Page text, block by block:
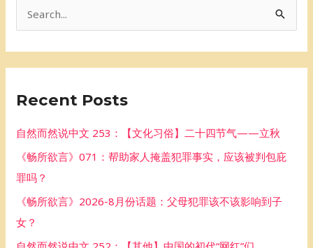
c
f
r
Recent Posts
自然而然说中文 253：【文化习俗】二十四节气——立秋
《畅所欲言》071：帮助家人掩盖犯罪事实，应该被判包庇
罪吗？
《畅所欲言》2026-8月份话题：父母犯罪该不该影响到子
女？